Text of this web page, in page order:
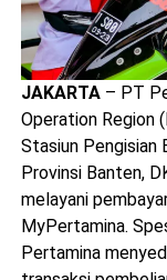
JAKARTA – PT
Operation Region
Stasiun Pengisian
Provinsi Banten,
melayani
MyPertamina.
Pertamina